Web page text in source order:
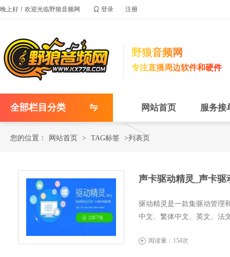
晚上好！欢迎光临野狼音频网  登录 注册
野狼音频网
专注直播周边软件和硬件
全部栏目分类 网站首页 服务接
您的位置： 网站首页 > TAG标签 >列表页
声卡驱动精灵_声卡
驱动精灵是一款集驱动管理
中文、繁体中文、英文、法
 阅读量：154次